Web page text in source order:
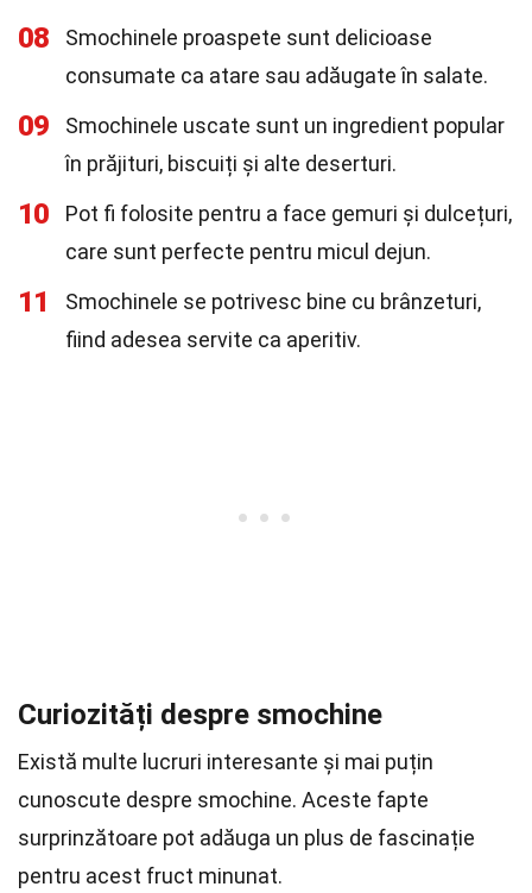
08
Smochinele proaspete sunt delicioase
consumate ca atare sau adăugate în salate.
09
Smochinele uscate sunt un ingredient popular
în prăjituri, biscuiți și alte deserturi.
10
Pot fi folosite pentru a face gemuri și dulcețuri,
care sunt perfecte pentru micul dejun.
11
Smochinele se potrivesc bine cu brânzeturi,
fiind adesea servite ca aperitiv.
Curiozități despre smochine
Există multe lucruri interesante și mai puțin
cunoscute despre smochine. Aceste fapte
surprinzătoare pot adăuga un plus de fascinație
pentru acest fruct minunat.